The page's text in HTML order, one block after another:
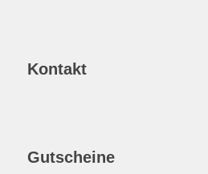
Kontakt
Gutscheine